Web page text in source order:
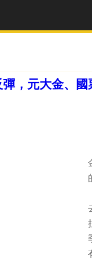
，元大金、國